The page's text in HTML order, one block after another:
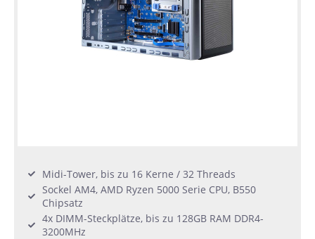
Midi-Tower, bis zu 16 Kerne / 32 Threads
Sockel AM4, AMD Ryzen 5000 Serie CPU, B550
Chipsatz
4x DIMM-Steckplätze, bis zu 128GB RAM DDR4-
3200MHz